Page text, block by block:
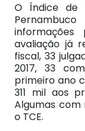
O Índice de
informações
avaliação já
fiscal, 33
2017, 33
primeiro ano
311 mil aos
Algumas com
o TCE.